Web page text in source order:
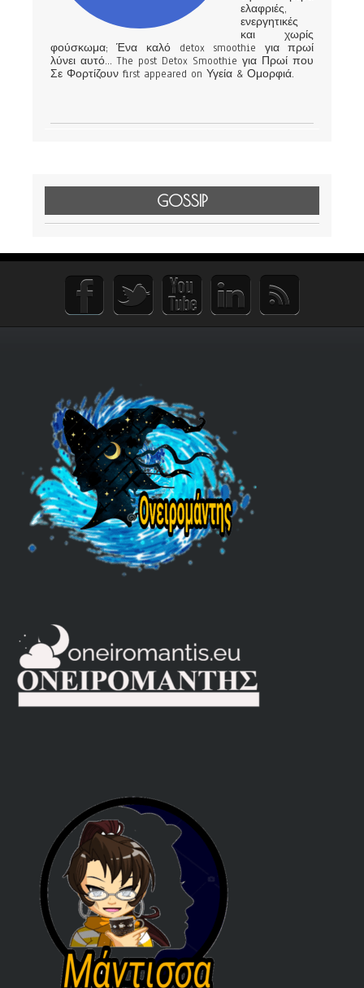
ελαφριές,
ενεργητικές
και χωρίς
φούσκωμα; Ένα καλό detox smoothie για πρωί
λύνει αυτό… The post Detox Smoothie για Πρωί που
Σε Φορτίζουν first appeared on Υγεία & Ομορφιά.
GOSSIP